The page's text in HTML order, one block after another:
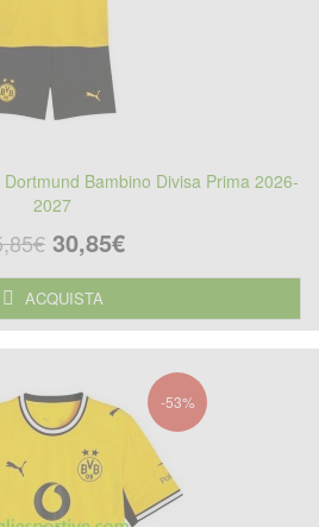
Bambino Divisa Prima 2026-
2027
30,85€
ACQUISTA
-53%